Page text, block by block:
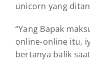
unicorn yang
“Yang Bapak
online-online itu,
bertanya balik